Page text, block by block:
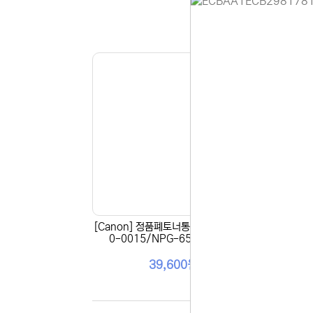
[Canon] 정품폐토너통 WT-201(FM
0-0015/NPG-65,NPG-66)
39,600원